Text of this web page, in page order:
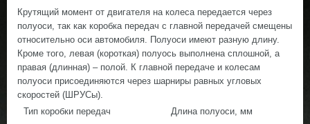
Крутящий момент от двигателя на колеса передается через
полуоси, так как коробка передач с главной передачей смещены
относительно оси автомобиля. Полуоси имеют разную длину.
Кроме того, левая (короткая) полуось выполнена сплошной, а
правая (длинная) – полой. К главной передаче и колесам
полуоси присоединяются через шарниры равных угловых
скоростей (ШРУСы).
Тип коробки передач
Длина полуоси, мм